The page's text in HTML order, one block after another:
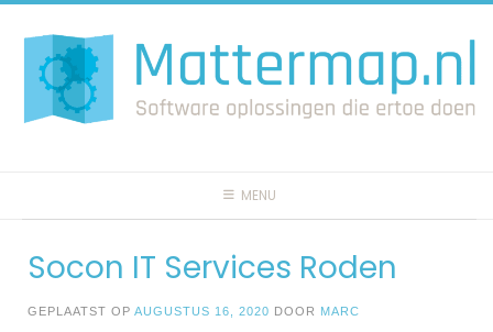
naar
inhoud
MENU
Socon IT Services Roden
GEPLAATST OP AUGUSTUS 16, 2020 DOOR MARC